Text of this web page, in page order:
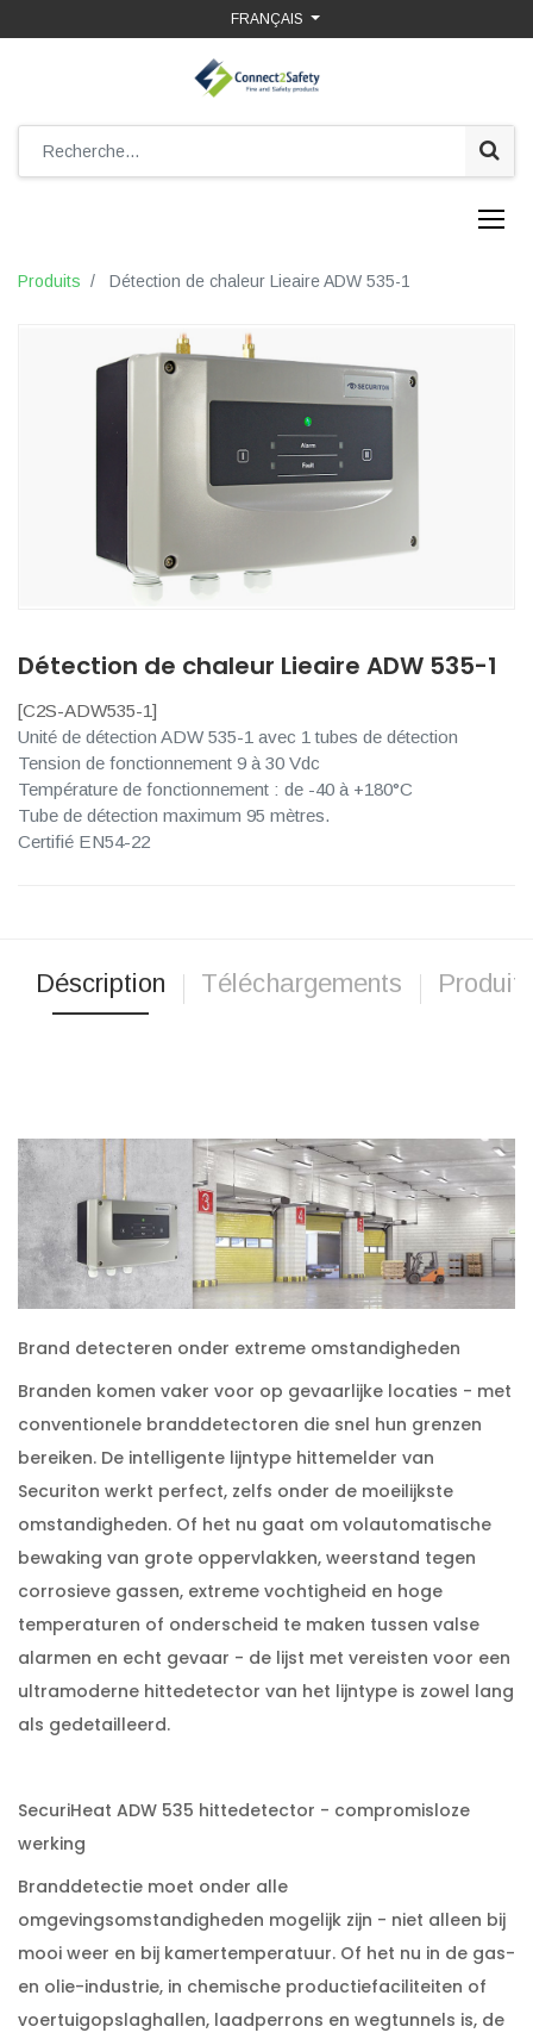
FRANÇAIS
Produits Détection de chaleur Lieaire ADW 535-1
Détection de chaleur Lieaire ADW 535-1
[C2S-ADW535-1]
Unité de détection ADW 535-1 avec 1 tubes de détection
Tension de fonctionnement 9 à 30 Vdc
Température de fonctionnement : de -40 à +180°C
Tube de détection maximum 95 mètres.
Certifié EN54-22
Déscription Téléchargements
Brand detecteren onder extreme omstandigheden
Branden komen vaker voor op gevaarlijke locaties - met
conventionele branddetectoren die snel hun grenzen
bereiken. De intelligente lijntype hittemelder van
Securiton werkt perfect, zelfs onder de moeilijkste
omstandigheden. Of het nu gaat om volautomatische
bewaking van grote oppervlakken, weerstand tegen
corrosieve gassen, extreme vochtigheid en hoge
temperaturen of onderscheid te maken tussen valse
alarmen en echt gevaar - de lijst met vereisten voor een
ultramoderne hittedetector van het lijntype is zowel lang
als gedetailleerd.
SecuriHeat ADW 535 hittedetector - compromisloze
werking
Branddetectie moet onder alle
omgevingsomstandigheden mogelijk zijn - niet alleen bij
mooi weer en bij kamertemperatuur. Of het nu in de gas-
en olie-industrie, in chemische productiefaciliteiten of
voertuigopslaghallen, laadperrons en wegtunnels is, de